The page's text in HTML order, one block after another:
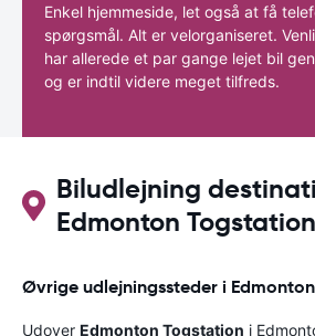
Enkel hjemmeside, let også at få
spørgsmål. Alt er velorganiseret.
har allerede et par gange lejet bil
og er indtil videre meget tilfreds.
Biludlejning
Edmonton Togstation
Øvrige udlejningssteder i Edmonton
Udover Edmonton Togstation i